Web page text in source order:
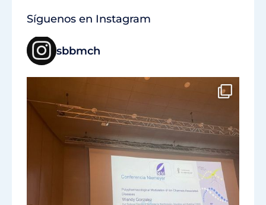
Síguenos en Instagram
sbbmch